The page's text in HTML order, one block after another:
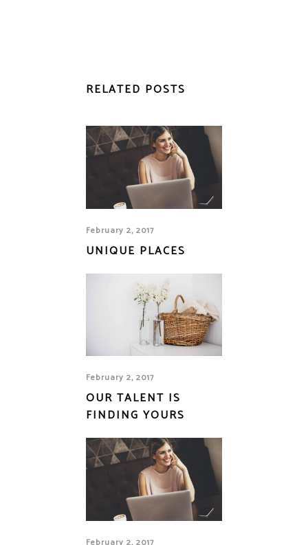
RELATED POSTS
February 2, 2017
UNIQUE PLACES
February 2, 2017
OUR TALENT IS
FINDING YOURS